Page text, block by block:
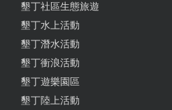
墾丁社區生態旅遊
墾丁水上活動
墾丁潛水活動
墾丁衝浪活動
墾丁遊樂園區
墾丁陸上活動